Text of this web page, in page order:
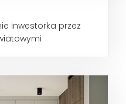
inwestorka przez